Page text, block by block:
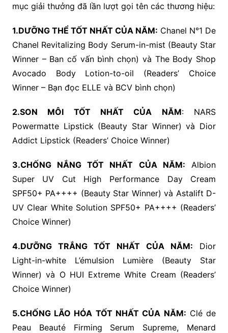
mục giải thưởng đã lần lượt gọi tên các thương hiệu:
1.DƯỠNG THỂ TỐT NHẤT CỦA NĂM: Chanel N°1 De
Chanel Revitalizing Body Serum-in-mist (Beauty Star
Winner – Ban cố vấn bình chọn) và The Body Shop
Avocado Body Lotion-to-oil (Readers’ Choice
Winner – Bạn đọc ELLE và BCV bình chọn)
2.SON MÔI TỐT NHẤT CỦA NĂM: NARS
Powermatte Lipstick (Beauty Star Winner) và Dior
Addict Lipstick (Readers’ Choice Winner)
3.CHỐNG NẮNG TỐT NHẤT CỦA NĂM: Albion
Super UV Cut High Performance Day Cream
SPF50+ PA++++ (Beauty Star Winner) và Astalift D-
UV Clear White Solution SPF50+ PA++++ (Readers’
Choice Winner)
4.DƯỠNG TRẮNG TỐT NHẤT CỦA NĂM: Dior
Light-in-white L’émulsion Lumière (Beauty Star
Winner) và O HUI Extreme White Cream (Readers’
Choice Winner)
5.CHỐNG LÃO HÓA TỐT NHẤT CỦA NĂM: Clé de
Peau Beauté Firming Serum Supreme, Menard